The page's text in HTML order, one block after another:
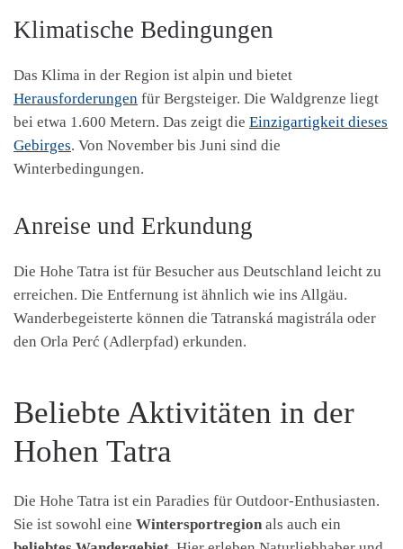
Klimatische Bedingungen
Das Klima in der Region ist alpin und bietet
Herausforderungen für Bergsteiger. Die Waldgrenze liegt
bei etwa 1.600 Metern. Das zeigt die Einzigartigkeit dieses
Gebirges. Von November bis Juni sind die
Winterbedingungen.
Anreise und Erkundung
Die Hohe Tatra ist für Besucher aus Deutschland leicht zu
erreichen. Die Entfernung ist ähnlich wie ins Allgäu.
Wanderbegeisterte können die Tatranská magistrála oder
den Orla Perć (Adlerpfad) erkunden.
Beliebte Aktivitäten in der
Hohen Tatra
Die Hohe Tatra ist ein Paradies für Outdoor-Enthusiasten.
Sie ist sowohl eine Wintersportregion als auch ein